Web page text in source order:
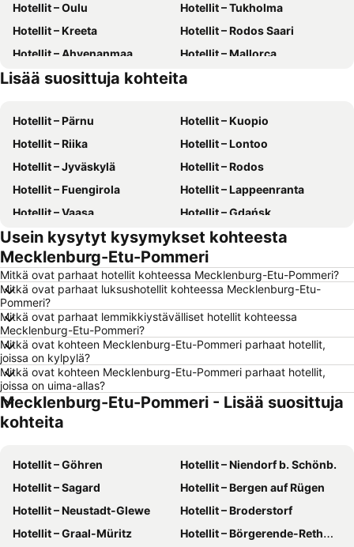
Hotellit – Oulu
Hotellit – Tukholma
Hotellit – Kreeta
Hotellit – Rodos Saari
Hotellit – Ahvenanmaa
Hotellit – Mallorca
Hotellit – Gran Canaria
Hotellit – Phuket
Lisää suosittuja kohteita
Hotellit – Pärnu
Hotellit – Kuopio
Hotellit – Riika
Hotellit – Lontoo
Hotellit – Jyväskylä
Hotellit – Rodos
Hotellit – Fuengirola
Hotellit – Lappeenranta
Hotellit – Vaasa
Hotellit – Gdańsk
Hotellit – Rovaniemi
Hotellit – Alanya
Hotellit – Savonlinna
Hotellit – Hämeenlinna
Hotellit – Vantaa
Hotellit – Pariisi
Hotellit – Rooma
Hotellit – Kalajoki
Hotellit – Malta
Hotellit – Teneriffa
Hotellit – Aurinkorannikko
Hotellit – Kreikka
Hotellit – Gardajärvi
Hotellit – Koh Samui
Hotellit – Koh Lanta
Hotellit – Espanja
Hotellit – Durrës
Hotellit – Malta
Hotellit – Madeira
Hotellit – Kos Saari
Hotellit – Algarve
Hotellit – Sisilia
Hotellit – Uusimaa
Usein kysytyt kysymykset kohteesta
Mecklenburg-Etu-Pommeri
Mitkä ovat parhaat hotellit kohteessa Mecklenburg-Etu-Pommeri?
Mitkä ovat parhaat luksushotellit kohteessa Mecklenburg-Etu-
Pommeri?
Mitkä ovat parhaat lemmikkiystävälliset hotellit kohteessa
Mecklenburg-Etu-Pommeri?
Mitkä ovat kohteen Mecklenburg-Etu-Pommeri parhaat hotellit,
joissa on kylpylä?
Mitkä ovat kohteen Mecklenburg-Etu-Pommeri parhaat hotellit,
joissa on uima-allas?
Mecklenburg-Etu-Pommeri - Lisää suosittuja
kohteita
Hotellit – Göhren
Hotellit – Niendorf b. Schönb.
Hotellit – Sagard
Hotellit – Bergen auf Rügen
Hotellit – Neustadt-Glewe
Hotellit – Broderstorf
Hotellit – Graal-Müritz
Hotellit – Börgerende-Rethwisch